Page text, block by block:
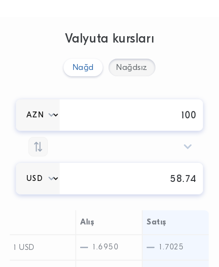
Valyuta kursları
Nağd Nağdsız
Alış Satış
1 USD 1.6950 1.7025